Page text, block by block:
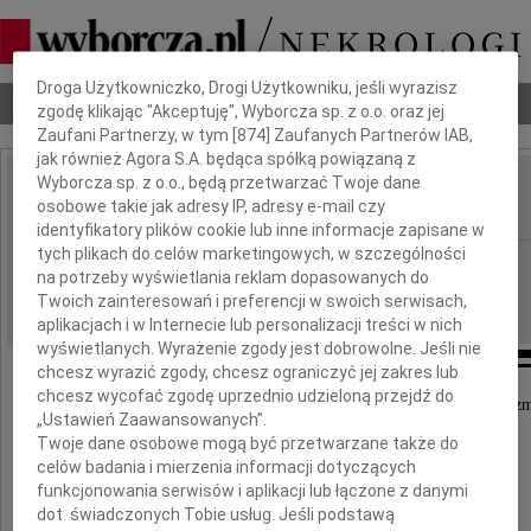
Nekrologi Odeszli Poradnik pogrzebowy
IMIĘ I NAZWISKO: Janusz Wojcieszek
REGION: Gdańsk
DATA EMISJI: 23.07.2025
Z głębokim żalem zawiadamiamy, że w dnia 20 lipca 2025 roku
Dbamy o Twoją prywatność
Droga Użytkowniczko, Drogi Użytkowniku, jeśli wyrazisz
zgodę klikając "Akceptuję", Wyborcza sp. z o.o. oraz jej
Zaufani Partnerzy, w tym [874 ] Zaufanych Partnerów IAB,
jak również Agora S.A. będąca spółką powiązaną z
Wyborcza sp. z o.o., będą przetwarzać Twoje dane
osobowe takie jak adresy IP, adresy e-mail czy
identyfikatory plików cookie lub inne informacje zapisane w
tych plikach do celów marketingowych, w szczególności
na potrzeby wyświetlania reklam dopasowanych do
Twoich zainteresowań i preferencji w swoich serwisach,
aplikacjach i w Internecie lub personalizacji treści w nich
wyświetlanych. Wyrażenie zgody jest dobrowolne. Jeśli nie
chcesz wyrazić zgody, chcesz ograniczyć jej zakres lub
chcesz wycofać zgodę uprzednio udzieloną przejdź do
„Ustawień Zaawansowanych”.
Twoje dane osobowe mogą być przetwarzane także do
celów badania i mierzenia informacji dotyczących
funkcjonowania serwisów i aplikacji lub łączone z danymi
dot. świadczonych Tobie usług. Jeśli podstawą